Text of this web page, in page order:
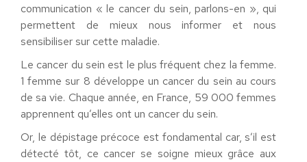
communication « le cancer du sein, parlons-en », qui
permettent de mieux nous informer et nous
sensibiliser sur cette maladie.
Le cancer du sein est le plus fréquent chez la femme.
1 femme sur 8 développe un cancer du sein au cours
de sa vie. Chaque année, en France, 59 000 femmes
apprennent qu’elles ont un cancer du sein.
Or, le dépistage précoce est fondamental car, s’il est
détecté tôt, ce cancer se soigne mieux grâce aux